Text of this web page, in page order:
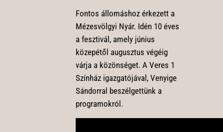
Fontos állomáshoz érkezett a
Mézesvölgyi Nyár. Idén 10 éves
a fesztivál, amely június
közepétől augusztus végéig
várja a közönséget. A Veres 1
Színház igazgatójával, Venyige
Sándorral beszélgettünk a
programokról.